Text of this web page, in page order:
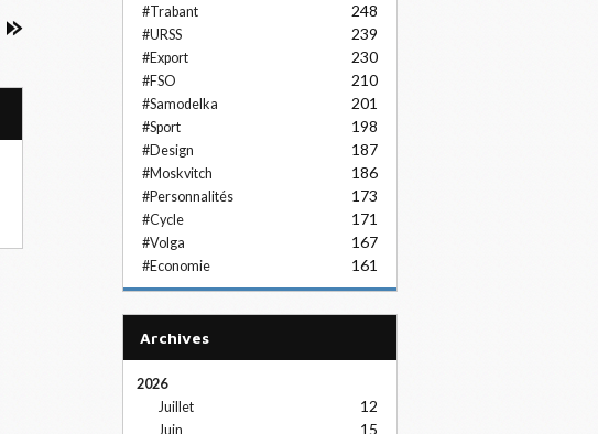
#Trabant 248
#URSS 239
#Export 230
#FSO 210
#Samodelka 201
#Sport 198
#Design 187
#Moskvitch 186
#Personnalités 173
#Cycle 171
#Volga 167
#Economie 161
Archives
2026
Juillet
12
Juin 15